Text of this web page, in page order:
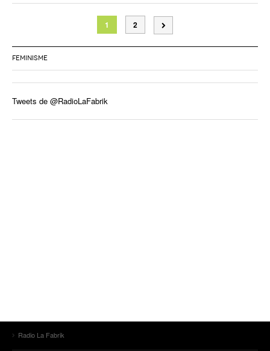
1 2
FEMINISME
Tweets de @RadioLaFabrik
Radio La Fabrik